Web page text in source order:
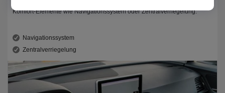
Komfort-Elemente wie Navigationssystem oder Zentralverriegelung.
Navigationssystem
Zentralverriegelung